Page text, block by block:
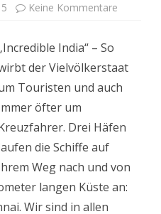
Keine Kommentare
Chennai
India“ – So
der Vielvölkerstaat
Touristen und auch
öfter um
Drei Häfen
die Schiffe auf
Weg nach und von
langen Küste an:
Wir sind in allen